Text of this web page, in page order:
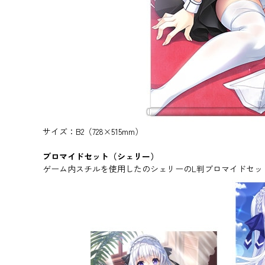
サイズ：B2（728×515mm）
ブロマイドセット（シェリー）
ゲーム内スチルを使用したのシェリーのL判ブロマイドセ